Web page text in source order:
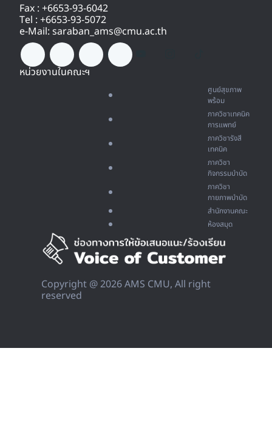
Fax : +6653-93-6042
Tel : +6653-93-5072
e-Mail: saraban_ams@cmu.ac.th
หน่วยงานในคณะฯ
ศูนย์สุขภาพ
พร้อม
ภาควิชาเทคนิค
การแพทย์
ภาควิชารังสี
เทคนิค
ภาควิชา
กิจกรรมบำบัด
ภาควิชา
กายภาพบำบัด
สำนักงานคณะ
ห้องสมุด
Copyright @ 2026 AMS CMU, All right
reserved